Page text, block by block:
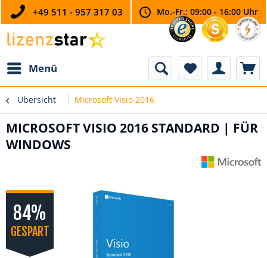
+49 511 - 957 317 03 Mo.-Fr.: 09:00 - 16:00 Uhr
Menü
Übersicht Microsoft Visio 2016
MICROSOFT VISIO 2016 STANDARD | FÜR
WINDOWS
84%
GESPART